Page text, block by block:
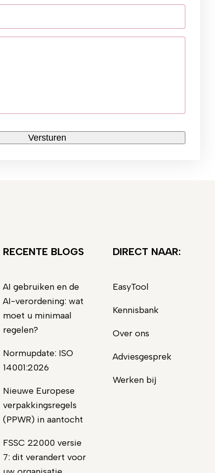
RECENTE BLOGS
AI gebruiken en de
AI-verordening: wat
moet u minimaal
regelen?
Normupdate: ISO
14001:2026
Nieuwe Europese
verpakkingsregels
(PPWR) in aantocht
FSSC 22000 versie
7: dit verandert voor
DIRECT NAAR:
EasyTool
Kennisbank
Over ons
Adviesgesprek
Werken bij